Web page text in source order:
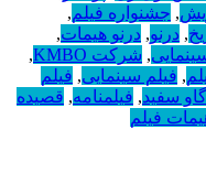
, جشنواره فیلم,
, درنو, درنو هیمات,
, شرکت KMBO
,
, فیلم سینمایی, فیلم
سفید, فیلمنامه, قصیده
فیلم